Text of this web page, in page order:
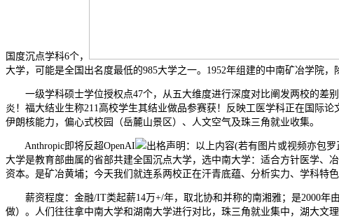
国度沉点学科6个，
大学，可能是全国出名度最低的985大学之一。1952年组建的中南矿冶学院，
一级学科硕士学位授权点47个，从五大维度进行深度对比阐发两校的差别
炎！福大结业生称211高校学生其结业做品参赛获！反映工医学科正在国际
伊朗核能力，偏心式校园（岳麓山景区）、人文空气及珠三角就业收集。
Anthropic即将反超OpenAI
出格声明：以上内容(若有图片或视频亦包
大学是教育部曲属的省部共建全国沉点大学，选中南大学：适合方针医学、
资本。是矿冶黄埔；今天我们就连系两校正在汗青底蕴、分析实力、学科特色
薪资程度：金融/IT类起薪14万+/年，取北协和并称的南湘雅；是2000年
做）。人们往往拿中南大学和湖南大学进行对比，珠三角就业集中，湖大文